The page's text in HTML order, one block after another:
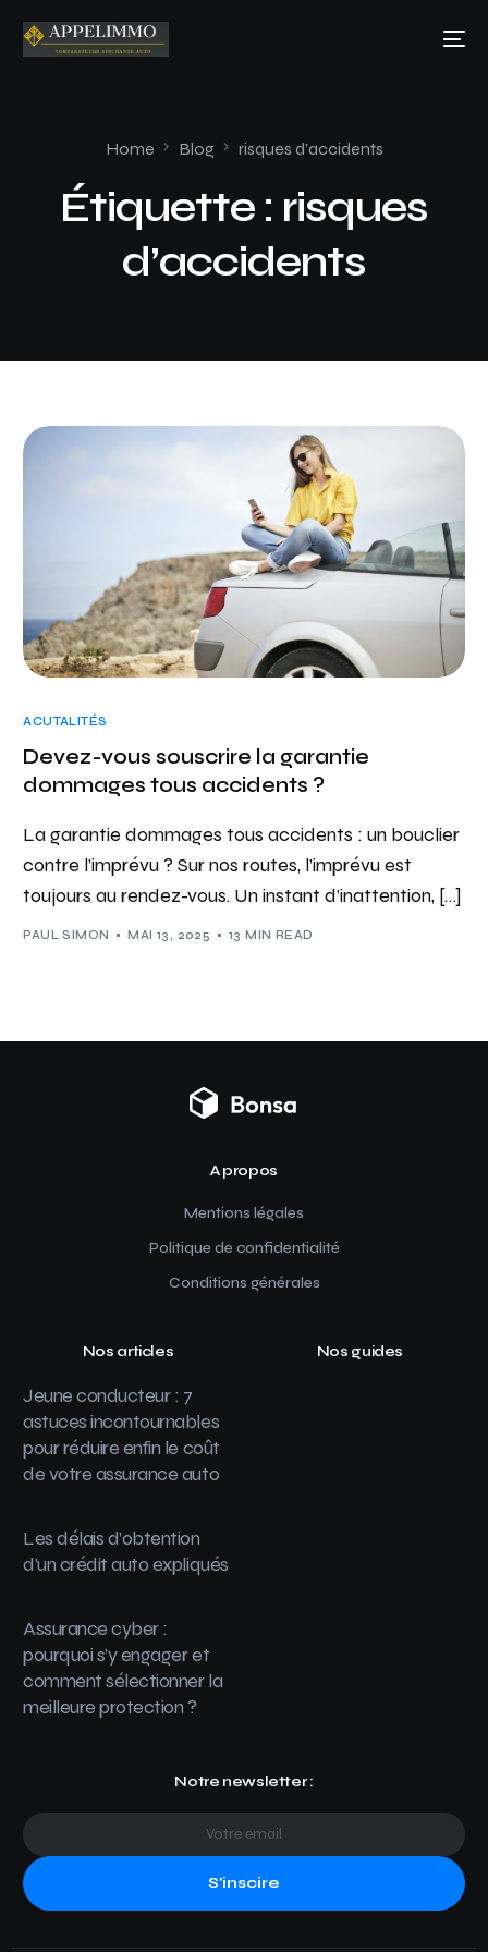
Home Blog risques d’accidents
Étiquette : risques
d’accidents
ACUTALITÉS
Devez-vous souscrire la garantie
dommages tous accidents ?
La garantie dommages tous accidents : un bouclier
contre l’imprévu ? Sur nos routes, l’imprévu est
toujours au rendez-vous. Un instant d’inattention, […]
PAUL SIMON MAI 13, 2025 13 MIN READ
A propos
Mentions légales
Politique de confidentialité
Conditions générales
Nos articles
Jeune conducteur : 7
astuces incontournables
pour réduire enfin le coût
de votre assurance auto
Les délais d’obtention
d’un crédit auto expliqués
Assurance cyber :
pourquoi s’y engager et
comment sélectionner la
meilleure protection ?
Nos guides
Notre newsletter :
S'inscire